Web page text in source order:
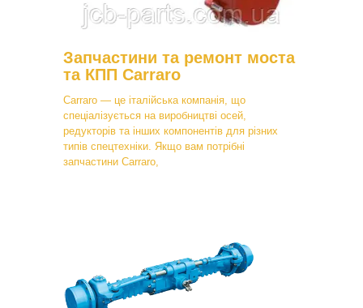
Запчастини та ремонт моста
та КПП Carraro
Carraro — це італійська компанія, що
спеціалізується на виробництві осей,
редукторів та інших компонентів для різних
типів спецтехніки. Якщо вам потрібні
запчастини Carraro,